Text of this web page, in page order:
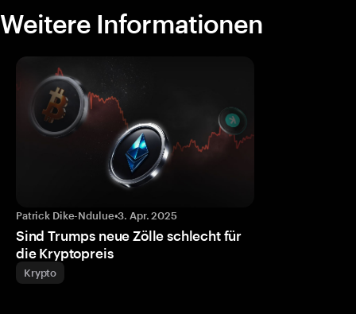
Weitere Informationen
Patrick Dike-Ndulue•3. Apr. 2025
Sind Trumps neue Zölle schlecht für
die Kryptopreis
Krypto